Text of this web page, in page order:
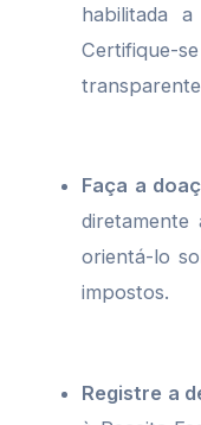
habilitada
Certifique-
Faça a
diretamente
orientá-lo
impostos.
Registre a